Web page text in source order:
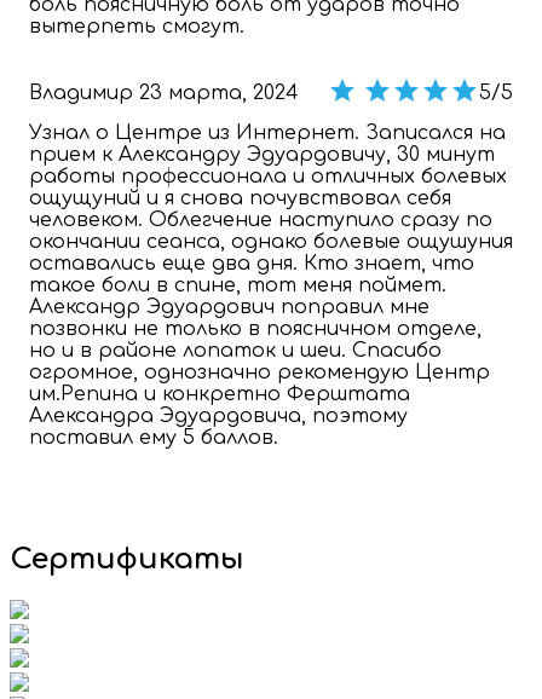
боль поясничную боль от ударов точно
вытерпеть смогут.
Владимир 23 марта, 2024
5/5
Узнал о Центре из Интернет. Записался на
прием к Александру Эдуардовичу, 30 минут
работы профессионала и отличных болевых
ощущуний и я снова почувствовал себя
человеком. Облегчение наступило сразу по
окончании сеанса, однако болевые ощушуния
оставались еще два дня. Кто знает, что
такое боли в спине, тот меня поймет.
Александр Эдуардович поправил мне
позвонки не только в поясничном отделе,
но и в районе лопаток и шеи. Спасибо
огромное, однозначно рекомендую Центр
им.Репина и конкретно Ферштата
Александра Эдуардовича, поэтому
поставил ему 5 баллов.
Сертификаты